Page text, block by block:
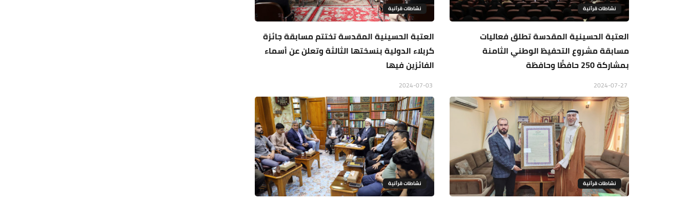
نشاطات قرآنية
العتبة الحسينية المقدسة تطلق فعاليات
مسابقة مشروع التحفيظ الوطني الثامنة
بمشاركة 250 حافظًا وحافظة
نشاطات قرآنية
العتبة الحسينية المقدسة تختتم مسابقة جائزة
كربلاء الدولية بنسختها الثالثة وتعلن عن أسماء
الفائزين فيها
نشاطات قرآنية نشاطات قرآنية